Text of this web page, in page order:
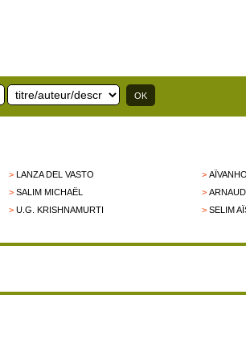
>LANZA DEL VASTO >
>SALIM MICHAËL >
>U.G. KRISHNAMURTI >SELIM